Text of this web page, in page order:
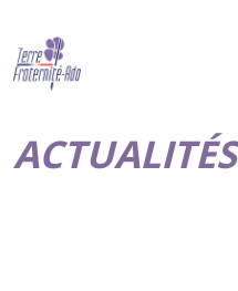
ACTUALITÉS